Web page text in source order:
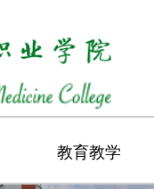
教育教学